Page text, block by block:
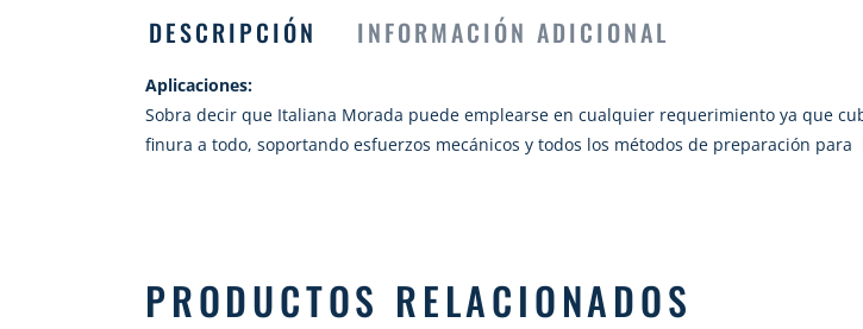
DESCRIPCIÓN INFORMACIÓN ADICIONAL
Aplicaciones:
Sobra decir que Italiana Morada puede emplearse en cualquier requerimiento ya que
finura a todo, soportando esfuerzos mecánicos y todos los métodos de preparación para
PRODUCTOS RELACIONADOS